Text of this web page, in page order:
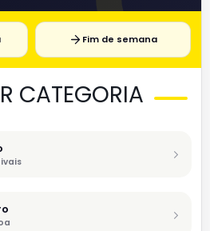
Fim de semana
CATEGORIA